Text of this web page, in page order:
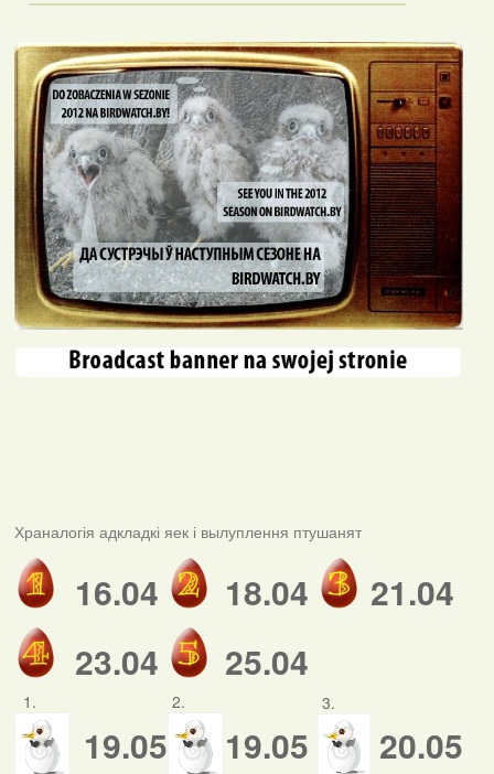
Храналогія адкладкі яек і вылуплення птушанят
16.04 18.04
21.04
23.04
25.04
1.
19.05
2.
19.05
3.
20.05